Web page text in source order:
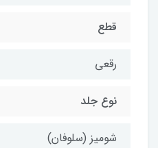
قطع
رقعي
نوع جلد
شومیز (سلوفان)